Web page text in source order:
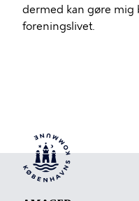
dermed kan gøre mig
foreningslivet.